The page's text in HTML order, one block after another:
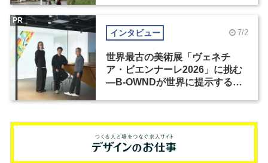
インタビュー 7/2
世界最古の美術展「ヴェネチ
ア・ビエンナーレ2026」に挑む
―B-OWNDが世界に提示する美
PR